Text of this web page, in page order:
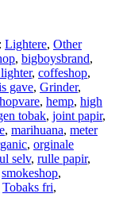
Lightere, Other
, bigboysbrand,
, coffeshop,
gave, Grinder,
, hemp, high
tobak, joint papir,
, marihuana, meter
, orginale
selv, rulle papir,
smokeshop,
Tobaks fri,